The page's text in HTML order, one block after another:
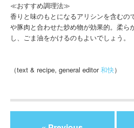
≪おすすめ調理法≫
香りと味のもとになるアリシンを含むの
や豚肉と合わせた炒め物が効果的。柔ら
し、ごま油をかけるのもよいでしょう。
（text & recipe, general editor和快）